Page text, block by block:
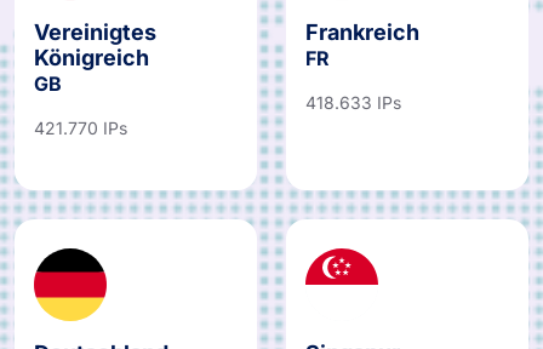
Vereinigtes
Königreich
GB
421.770 IPs
Frankreich
FR
418.633 IPs